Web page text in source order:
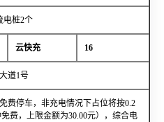
电桩2个
云快充 16
道1号
费停车，非充电情况下占位将按0.2
费，上限金额为30.00元），综合电